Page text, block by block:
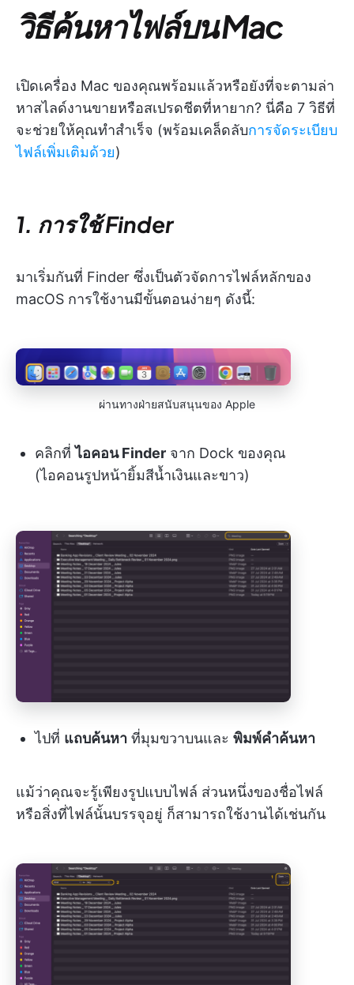
วิธีค้นหาไฟล์บน Mac
เปิดเครื่อง Mac ของคุณพร้อมแล้วหรือยังที่จะตามล่า
หาสไลด์งานขายหรือสเปรดชีตที่หายาก? นี่คือ 7 วิธีที่
จะช่วยให้คุณทำสำเร็จ (พร้อมเคล็ดลับการจัดระเบียบ
ไฟล์เพิ่มเติมด้วย)
1. การใช้ Finder
มาเริ่มกันที่ Finder ซึ่งเป็นตัวจัดการไฟล์หลักของ
macOS การใช้งานมีขั้นตอนง่ายๆ ดังนี้:
ผ่านทางฝ่ายสนับสนุนของ Apple
คลิกที่ไอคอน Finder จาก Dock ของคุณ
(ไอคอนรูปหน้ายิ้มสีน้ำเงินและขาว)
ไปที่ แถบค้นหา ที่มุมขวาบนและ พิมพ์คำค้นหา
แม้ว่าคุณจะรู้เพียงรูปแบบไฟล์ ส่วนหนึ่งของชื่อไฟล์
หรือสิ่งที่ไฟล์นั้นบรรจุอยู่ ก็สามารถใช้งานได้เช่นกัน